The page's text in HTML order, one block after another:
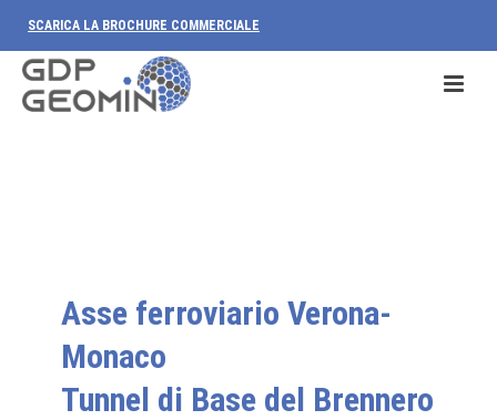
SCARICA LA BROCHURE COMMERCIALE
Asse ferroviario Verona-
Monaco
Tunnel di Base del Brennero